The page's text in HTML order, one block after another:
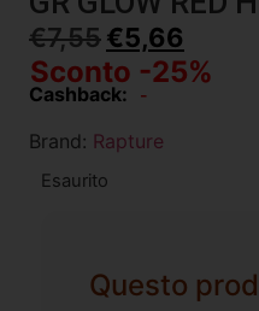
€7,55€5,66
Sconto -25%
Cashback: -
Brand: Rapture
Esaurito
Questo